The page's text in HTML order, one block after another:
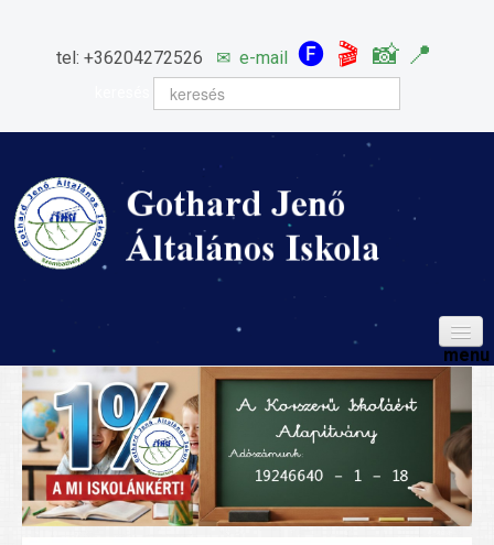
tel: +36204272526 ✉ e-mail 🅕 🎬 📸 📍
HÍREINK
ISKOLÁNK
Igazgatói köszöntő
Iskolánkról
Ez a tanévünk